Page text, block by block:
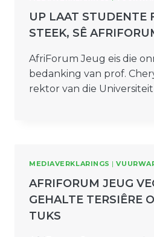
UP LAAT STUDENTE
STEEK, SÊ
AfriForum Jeug eis die
bedanking van prof.
rektor van die
MEDIAVERKLARINGS |
AFRIFORUM JEUG
GEHALTE TERSIÊRE
TUKS